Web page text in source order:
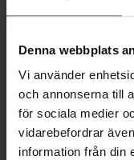
Denna webbplats
Vi använder
och annonserna till
för sociala medier
vidarebefordrar
information från din
Scandic Okker
(Projektsten)